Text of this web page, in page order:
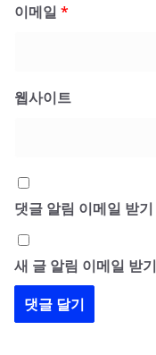
이메일 *
웹사이트
댓글 알림 이메일 받기
새 글 알림 이메일 받기